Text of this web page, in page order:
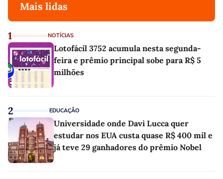
Mais lidas
1 NOTÍCIAS
Lotofácil 3752 acumula nesta segunda-
feira e prêmio principal sobe para R$ 5
milhões
2 EDUCAÇÃO
Universidade onde Davi Lucca quer
estudar nos EUA custa quase R$ 400 mil e
já teve 29 ganhadores do prêmio Nobel